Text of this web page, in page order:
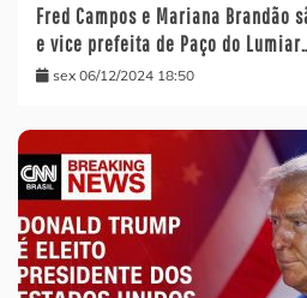
Fred Campos e Mariana Brandão
e vice prefeita de Paço do
sex 06/12/2024 18:50